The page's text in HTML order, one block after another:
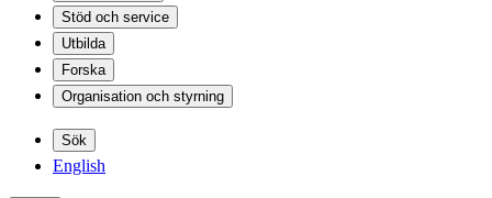
Stöd och service
Utbilda
Forska
Organisation och styrning
Sök
English